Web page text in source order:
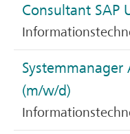
Consultant SAP
(m/w/d)